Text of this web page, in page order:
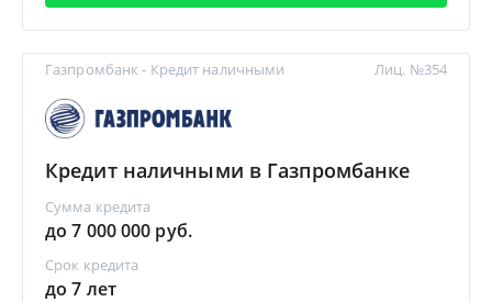
Газпромбанк - Кредит наличными
Кредит наличными в Газпромбанке
Сумма кредита
до 7 000 000 руб.
Срок кредита
до 7 лет
Лиц. №354